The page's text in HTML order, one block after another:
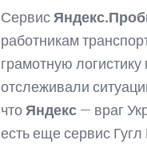
Сервис
работникам
грамотную
отслеживали
что Яндекс — враг
есть еще сервис